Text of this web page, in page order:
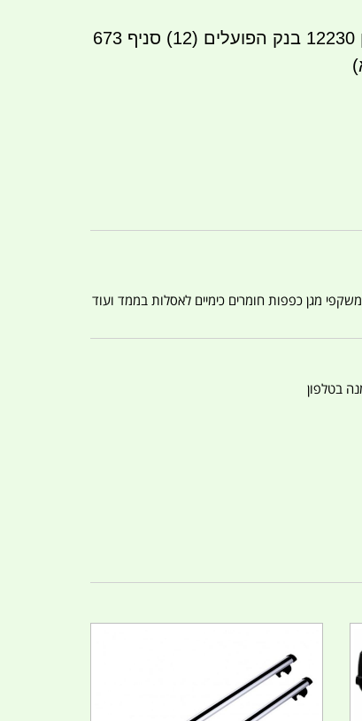
העברה בנקאית לחשבון 12230 בנק הפועלים (12) סניף 673
מגן כפפות חומרים כימיים לאסלות בממד ועוד
בטלפון